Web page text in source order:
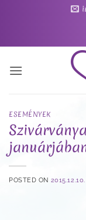
ESEMÉNYEK
POSTED ON 2015.12.10.